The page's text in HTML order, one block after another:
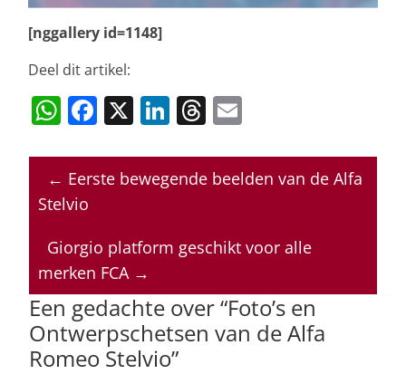
[nggallery id=1148]
Deel dit artikel:
W
h
at
s
p
p
F
a
c
e
o
o
k
X Li
n
k
e
n
T
h
re
a
s
ai
l
← Eerste bewegende beelden van de Alfa
Stelvio
Giorgio platform geschikt voor alle
merken FCA →
Een gedachte over “Foto’s en
Ontwerpschetsen van de Alfa
Romeo Stelvio”